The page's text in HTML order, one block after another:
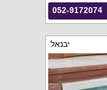
052-9172074
יבנאל